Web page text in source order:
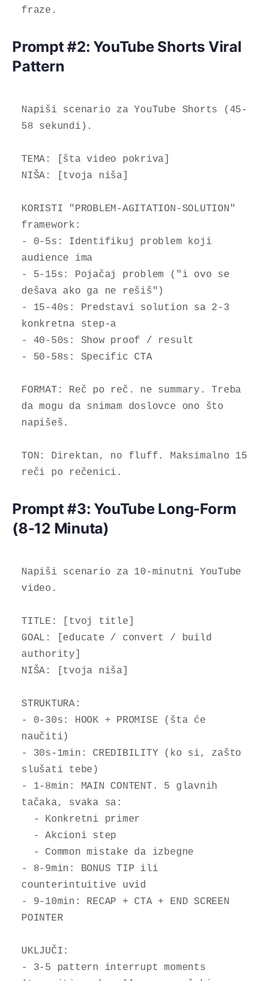
fraze.
Prompt #2: YouTube Shorts Viral
Pattern
Napiši scenario za YouTube Shorts (45-
58 sekundi).
TEMA: [šta video pokriva]
NIŠA: [tvoja niša]
KORISTI "PROBLEM-AGITATION-SOLUTION"
framework:
- 0-5s: Identifikuj problem koji
audience ima
- 5-15s: Pojačaj problem ("i ovo se
dešava ako ga ne rešiš")
- 15-40s: Predstavi solution sa 2-3
konkretna step-a
- 40-50s: Show proof / result
- 50-58s: Specific CTA
FORMAT: Reč po reč. ne summary. Treba
da mogu da snimam doslovce ono što
napišeš.
TON: Direktan, no fluff. Maksimalno 15
reči po rečenici.
Prompt #3: YouTube Long-Form
(8-12 Minuta)
Napiši scenario za 10-minutni YouTube
video.
TITLE: [tvoj title]
GOAL: [educate / convert / build
authority]
NIŠA: [tvoja niša]
STRUKTURA:
- 0-30s: HOOK + PROMISE (šta će
naučiti)
- 30s-1min: CREDIBILITY (ko si, zašto
slušati tebe)
- 1-8min: MAIN CONTENT. 5 glavnih
tačaka, svaka sa:
- 8-9min: BONUS TIP ili
counterintuitive uvid
- 9-10min: RECAP + CTA + END SCREEN
POINTER
UKLJUČI:
- 3-5 pattern interrupt moments